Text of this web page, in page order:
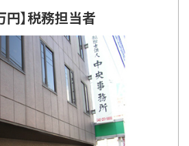
】税務担当者